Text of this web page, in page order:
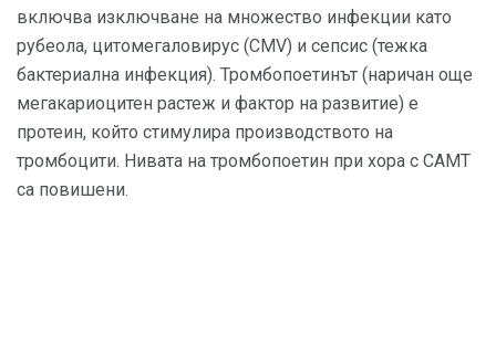
включва изключване на множество инфекции като
рубеола, цитомегаловирус (CMV) и сепсис (тежка
бактериална инфекция). Тромбопоетинът (наричан още
мегакариоцитен растеж и фактор на развитие) е
протеин, който стимулира производството на
тромбоцити. Нивата на тромбопоетин при хора с CAMT
са повишени.